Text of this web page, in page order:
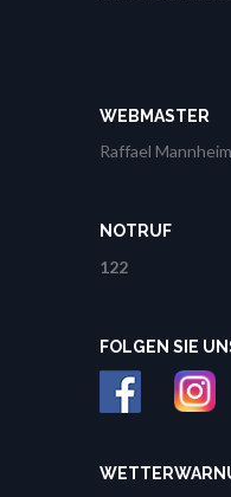
WEBMASTER
Raffael Mannheim
NOTRUF
122
FOLGEN SIE